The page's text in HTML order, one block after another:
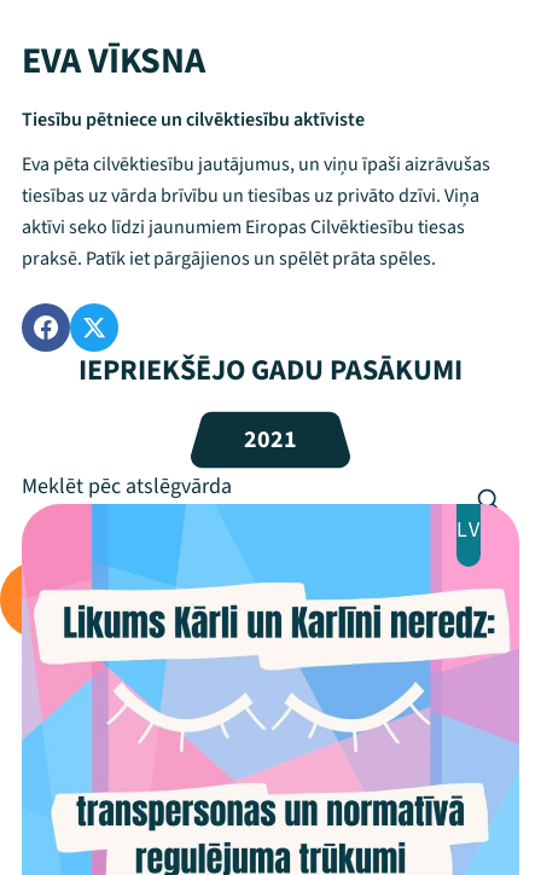
Mana programma
Festivāls
Programma
Arhīvs
Viņi bija LAMPĀ 2026
Jaunumi
Ziedo
Veikals
Kontakti
EVA VĪKSNA
Tiesību pētniece un cilvēktiesību aktīviste
Eva pēta cilvēktiesību jautājumus, un viņu īpaši aizrāvušas
tiesības uz vārda brīvību un tiesības uz privāto dzīvi. Viņa
aktīvi seko līdzi jaunumiem Eiropas Cilvēktiesību tiesas
praksē. Patīk iet pārgājienos un spēlēt prāta spēles.
IEPRIEKŠĒJO GADU PASĀKUMI
2021
LV